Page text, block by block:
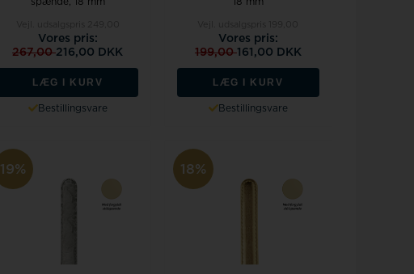
Vores pris:
267,00216,00 DKK
LÆG I KURV
Bestillingsvare
Vores pris:
199,00161,00 DKK
LÆG I KURV
Bestillingsvare
19% 18%